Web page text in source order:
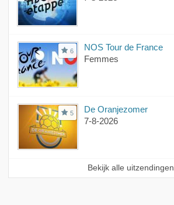
6
NOS Tour de France
Femmes
5
De Oranjezomer
7-8-2026
Bekijk alle uitzendingen